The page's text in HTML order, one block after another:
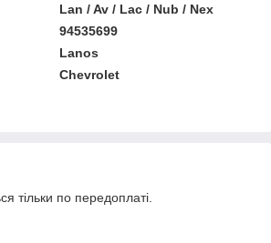
Lan / Av / Lac / Nub / Nex
94535699
Lanos
Chevrolet
тільки по передоплаті.